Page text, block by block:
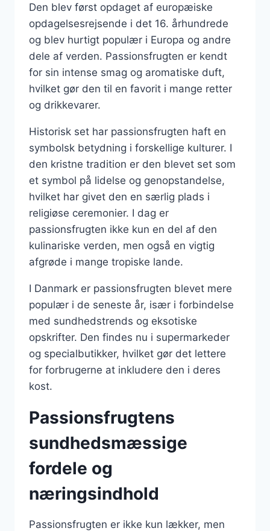
Den blev først opdaget af europæiske
opdagelsesrejsende i det 16. århundrede
og blev hurtigt populær i Europa og andre
dele af verden. Passionsfrugten er kendt
for sin intense smag og aromatiske duft,
hvilket gør den til en favorit i mange retter
og drikkevarer.
Historisk set har passionsfrugten haft en
symbolsk betydning i forskellige kulturer. I
den kristne tradition er den blevet set som
et symbol på lidelse og genopstandelse,
hvilket har givet den en særlig plads i
religiøse ceremonier. I dag er
passionsfrugten ikke kun en del af den
kulinariske verden, men også en vigtig
afgrøde i mange tropiske lande.
I Danmark er passionsfrugten blevet mere
populær i de seneste år, især i forbindelse
med sundhedstrends og eksotiske
opskrifter. Den findes nu i supermarkeder
og specialbutikker, hvilket gør det lettere
for forbrugerne at inkludere den i deres
kost.
Passionsfrugtens
sundhedsmæssige
fordele og
næringsindhold
Passionsfrugten er ikke kun lækker, men